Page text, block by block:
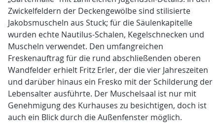
Zwickelfeldern der Deckengewölbe sind stilisierte
Jakobsmuscheln aus Stuck; für die Säulenkapitelle
wurden echte Nautilus-Schalen, Kegelschnecken und
Muscheln verwendet. Den umfangreichen
Freskenauftrag für die rund abschließenden oberen
Wandfelder erhielt Fritz Erler, der die vier Jahreszeiten
und darüber hinaus ein Fresko mit der Schilderung der
Lebensalter ausführte. Der Muschelsaal ist nur mit
Genehmigung des Kurhauses zu besichtigen, doch ist
auch ein Blick durch die Außenfenster möglich.